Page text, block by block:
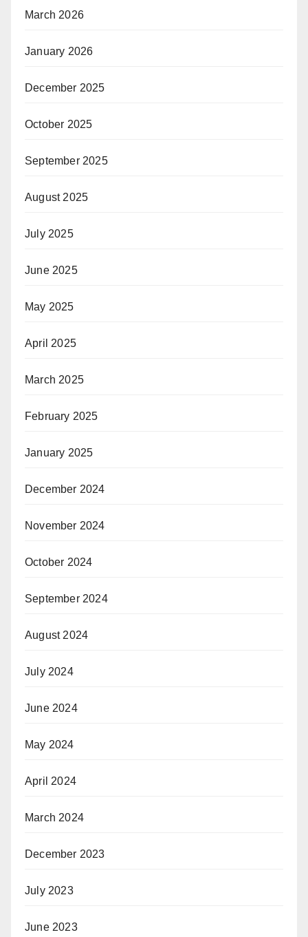
March 2026
January 2026
December 2025
October 2025
September 2025
August 2025
July 2025
June 2025
May 2025
April 2025
March 2025
February 2025
January 2025
December 2024
November 2024
October 2024
September 2024
August 2024
July 2024
June 2024
May 2024
April 2024
March 2024
December 2023
July 2023
June 2023